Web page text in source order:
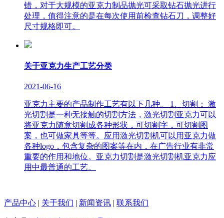
错，对于大规模的亚克力制品抛光可采取钻石抛光进行
处理，值得注意的是在每次使用前检查钻石刀，调整好
尺寸规格即可。
关于亚克力生产工艺分类
2021-06-16
亚克力主要的产品制作工艺有以下几种。 1、切割： 激
光切割是一种无接触的切割方法，激光切割亚克力可以
将亚克力随意切割成各种形状，可切割字，可切割图
案，也可做家具等等。应用激光切割机可以用亚克力做
各种logo，包含复杂的图案等在内，在广告行业有非常
重要的作用和地位。亚克力切割是激光切割机亚克力应
用中最普通的工艺。
产品中心 | 关于我们 | 新闻资讯 | 联系我们